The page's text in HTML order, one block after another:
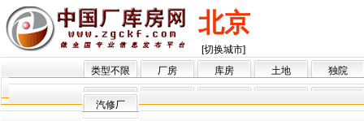
北京
[切换城市]
类型不限
厂房 库房 土地 独院
汽修厂